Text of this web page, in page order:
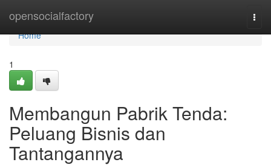
opensocialfactory
Home
Home
1
Membangun Pabrik Tenda:
Peluang Bisnis dan
Tantangannya